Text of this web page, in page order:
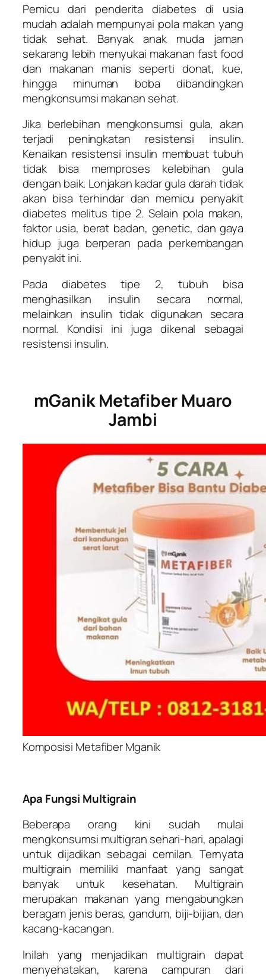
Pemicu dari penderita diabetes di usia
mudah adalah mempunyai pola makan yang
tidak sehat. Banyak anak muda jaman
sekarang lebih menyukai makanan fast food
dan makanan manis seperti donat, kue,
hingga minuman boba dibandingkan
mengkonsumsi makanan sehat.
Jika berlebihan mengkonsumsi gula, akan
terjadi peningkatan resistensi insulin.
Kenaikan resistensi insulin membuat tubuh
tidak bisa memproses kelebihan gula
dengan baik. Lonjakan kadar gula darah tidak
akan bisa terhindar dan memicu penyakit
diabetes melitus tipe 2. Selain pola makan,
faktor usia, berat badan, genetic, dan gaya
hidup juga berperan pada perkembangan
penyakit ini.
Pada diabetes tipe 2, tubuh bisa
menghasilkan insulin secara normal,
melainkan insulin tidak digunakan secara
normal. Kondisi ini juga dikenal sebagai
resistensi insulin.
mGanik Metafiber Muaro
Jambi
Komposisi Metafiber Mganik
Apa Fungsi Multigrain
Beberapa orang kini sudah mulai
mengkonsumsi multigran sehari-hari, apalagi
untuk dijadikan sebagai cemilan. Ternyata
multigrain memiliki manfaat yang sangat
banyak untuk kesehatan. Multigrain
merupakan makanan yang mengabungkan
beragam jenis beras, gandum, biji-bijian, dan
kacang-kacangan.
Inilah yang menjadikan multigrain dapat
menyehatakan, karena campuran dari